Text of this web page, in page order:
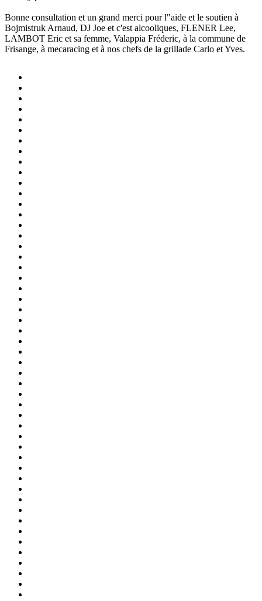
Bonne consultation et un grand merci pour l"aide et le soutien à
Bojmistruk Arnaud, DJ Joe et c'est alcooliques, FLENER Lee,
LAMBOT Eric et sa femme, Valappia Fréderic, à la commune de
Frisange, à mecaracing et à nos chefs de la grillade Carlo et Yves.